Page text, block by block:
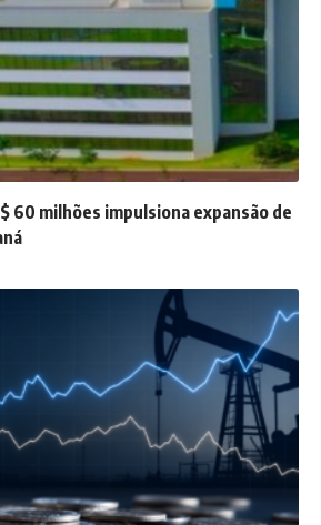
60 milhões impulsiona expansão de